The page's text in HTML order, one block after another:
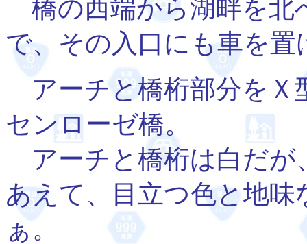
橋の西端から湖畔を北
で、その入口にも車を
アーチと橋桁部分をＸ
センローゼ橋。
アーチと橋桁は白だが
あえて、目立つ色と地
ぁ。